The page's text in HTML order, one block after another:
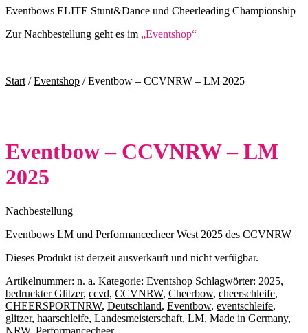
Eventbows ELITE Stunt&Dance und Cheerleading Championship
Zur Nachbestellung geht es im „Eventshop“
Start /Eventshop /Eventbow – CCVNRW – LM 2025
Eventbow – CCVNRW – LM
2025
Nachbestellung
Eventbows LM und Performancecheer West 2025 des CCVNRW
Dieses Produkt ist derzeit ausverkauft und nicht verfügbar.
Artikelnummer: n. a. Kategorie: Eventshop Schlagwörter: 2025,
bedruckter Glitzer, ccvd, CCVNRW, Cheerbow, cheerschleife,
CHEERSPORTNRW, Deutschland, Eventbow, eventschleife,
glitzer, haarschleife, Landesmeisterschaft, LM, Made in Germany,
NRW, Performancecheer